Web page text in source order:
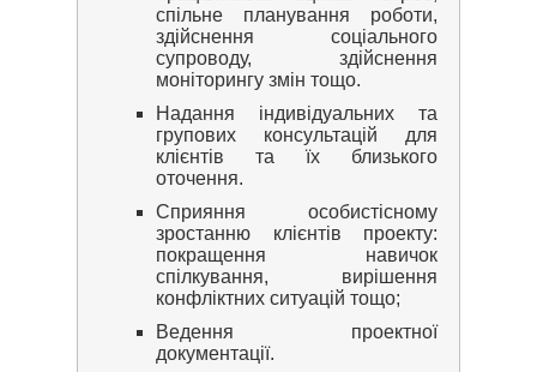
спільне планування роботи,
здійснення соціального
супроводу, здійснення
моніторингу змін тощо.
Надання індивідуальних та
групових консультацій для
клієнтів та їх близького
оточення.
Сприяння особистісному
зростанню клієнтів проекту:
покращення навичок
спілкування, вирішення
конфліктних ситуацій тощо;
Ведення проектної
документації.